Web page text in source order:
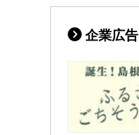
企業広告